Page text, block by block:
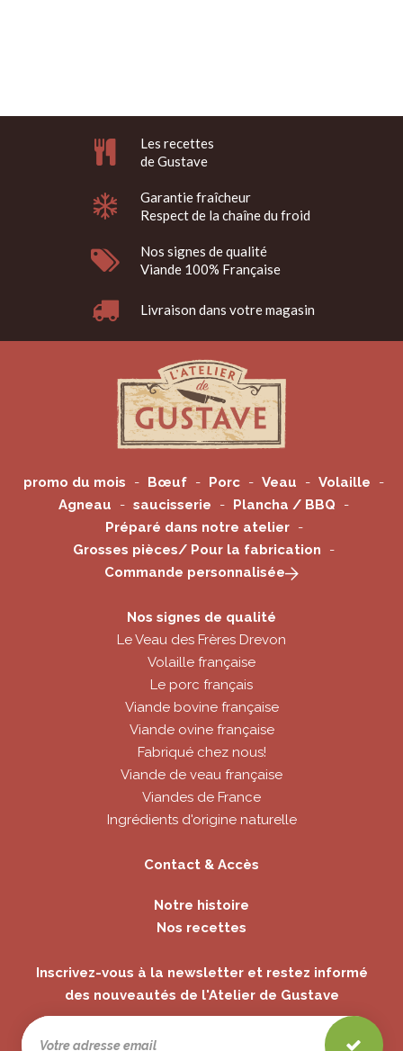
Les recettes
de Gustave
Garantie fraîcheur
Respect de la chaîne du froid
Nos signes de qualité
Viande 100% Française
Livraison dans votre magasin
promo du mois Bœuf Porc Veau
Volaille
Agneau
saucisserie
Plancha / BBQ
Préparé dans notre atelier
Grosses pièces/ Pour la fabrication
Commande personnalisée
Nos signes de qualité
Le Veau des Frères Drevon
Volaille française
Le porc français
Viande bovine française
Viande ovine française
Fabriqué chez nous!
Viande de veau française
Viandes de France
Ingrédients d'origine naturelle
Contact & Accès
Notre histoire
Nos recettes
Inscrivez-vous à la newsletter et restez informé
des nouveautés de l'Atelier de Gustave